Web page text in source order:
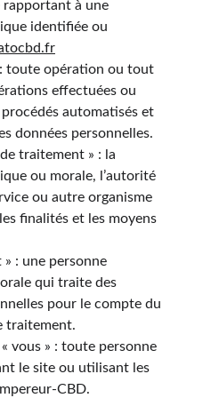
à une
identifiée ou
: toute opération ou tout
effectuées ou
procédés automatisés et
données personnelles.
traitement » : la
ou morale, l’autorité
ou autre organisme
finalités et les moyens
: une personne
qui traite des
pour le compte du
traitement.
vous » : toute personne
le site ou utilisant les
CBD.